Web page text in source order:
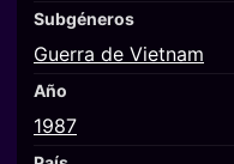
Subgéneros
Guerra de Vietnam
Año
1987